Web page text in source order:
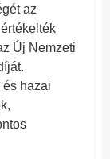
az
Új Nemzeti
hazai